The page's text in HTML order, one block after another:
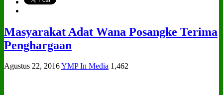
Masyarakat Adat Wana Posangke Terima
Penghargaan
Agustus 22, 2016YMP In Media 1,462